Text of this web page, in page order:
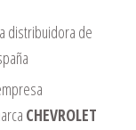
distribuidora de
CHEVROLET